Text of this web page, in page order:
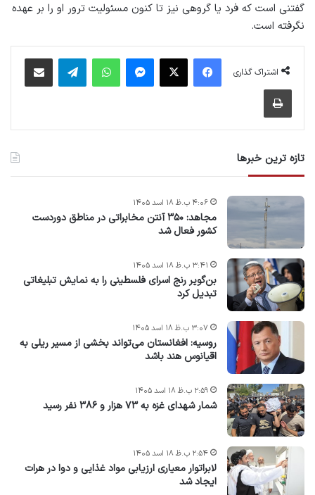
گفتنی است که فرد یا گروهی نیز تا کنون مسئولیت ترور او را بر عهده
نگرفته است.
اشتراک گذاری
فیس بوک X پیام رسان واتس آپ تلگرام اشتراک گذاری از طریق ایمیل
چاپ
تازه ترین خبرها
مجاهد: ۳۵۰ آنتن مخابراتی در مناطق دوردست
کشور فعال شد
۴:۰۶ ب.ظ ۱۸ اسد ۱۴۰۵
بن‌گویر رنج اسرای فلسطینی را به نمایش تبلیغاتی
تبدیل کرد
۳:۴۱ ب.ظ ۱۸ اسد ۱۴۰۵
روسیه: افغانستان می‌تواند بخشی از مسیر ریلی به
اقیانوس هند باشد
۳:۰۷ ب.ظ ۱۸ اسد ۱۴۰۵
شمار شهدای غزه به ۷۳ هزار و ۳۸۶ نفر رسید
۲:۵۹ ب.ظ ۱۸ اسد ۱۴۰۵
لابراتوار معیاری ارزیابی مواد غذایی و دوا در هرات
ایجاد شد
۲:۵۴ ب.ظ ۱۸ اسد ۱۴۰۵